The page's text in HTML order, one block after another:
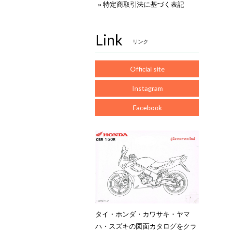
特定商取引法に基づく表記
Link リンク
Official site
Instagram
Facebook
タイ・ホンダ・カワサキ・ヤマ
ハ・スズキの図面カタログをクラ